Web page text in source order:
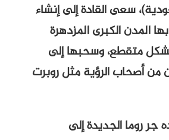
سعى القادة إلى إنشاء
المدن الكبرى المزدهرة
بشكل متقطع، وسحبها إلى
أصحاب الرؤية مثل روبرت
جر روما الجديدة إلى